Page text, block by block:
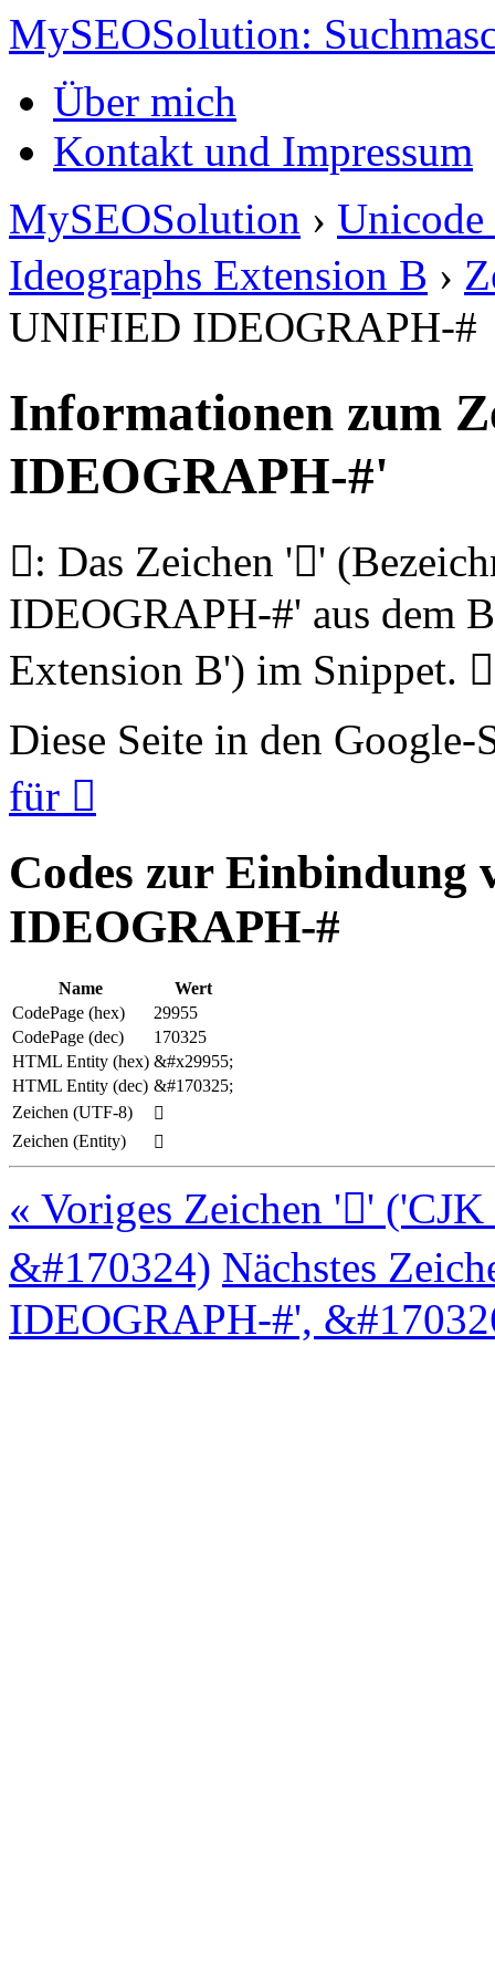
MySEOSolution:
Über mich
Kontakt und Impressum
MySEOSolution › Unicode
Ideographs Extension B ›
UNIFIED IDEOGRAPH-#
Informationen zum
IDEOGRAPH-#'
𩥕: Das Zeichen '𩥕'
IDEOGRAPH-#' aus dem
Extension B') im Snippet. 𩥕
Diese Seite in den Google-
für 𩥕
Codes zur
IDEOGRAPH-#
Name
Wert
CodePage (hex)
29955
CodePage (dec)
170325
HTML Entity (hex) &#x29955;
HTML Entity (dec) &#170325;
Zeichen (UTF-8)
𩥕
Zeichen (Entity)
𩥕
« Voriges Zeichen '𩥔'
&#170324) Nächstes
IDEOGRAPH-#',